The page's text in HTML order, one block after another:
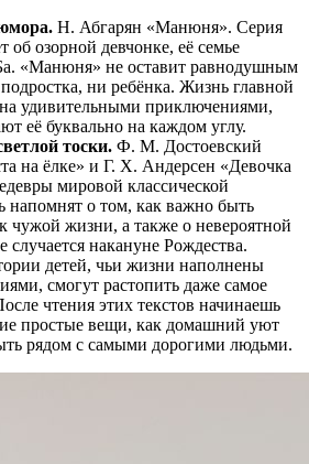
Н. Абгарян «Манюня». Серия
об озорной девчонке, её семье
«Манюня» не оставит равнодушным
ни ребёнка. Жизнь главной
удивительными приключениями,
её буквально на каждом углу.
тоски. Ф. М. Достоевский
на ёлке» и Г. Х. Андерсен «Девочка
мировой классической
напомнят о том, как важно быть
чужой жизни, а также о невероятной
случается накануне Рождества.
детей, чьи жизни наполнены
смогут растопить даже самое
чтения этих текстов начинаешь
простые вещи, как домашний уют
рядом с самыми дорогими людьми.